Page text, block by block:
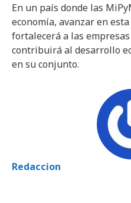
En un país donde las
economía, avanzar en
fortalecerá a las
contribuirá al desarrollo
en su conjunto.
Redaccion